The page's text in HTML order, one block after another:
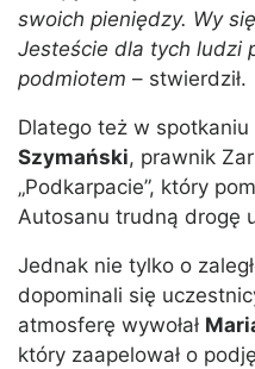
swoich pieniędzy. Wy
Jesteście dla tych ludzi
podmiotem – stwierdził.
Dlatego też w spotkaniu
Szymański, prawnik
„Podkarpacie”, który
Autosanu trudną drogę
Jednak nie tylko o
dopominali się
atmosferę wywołał
który zaapelował o